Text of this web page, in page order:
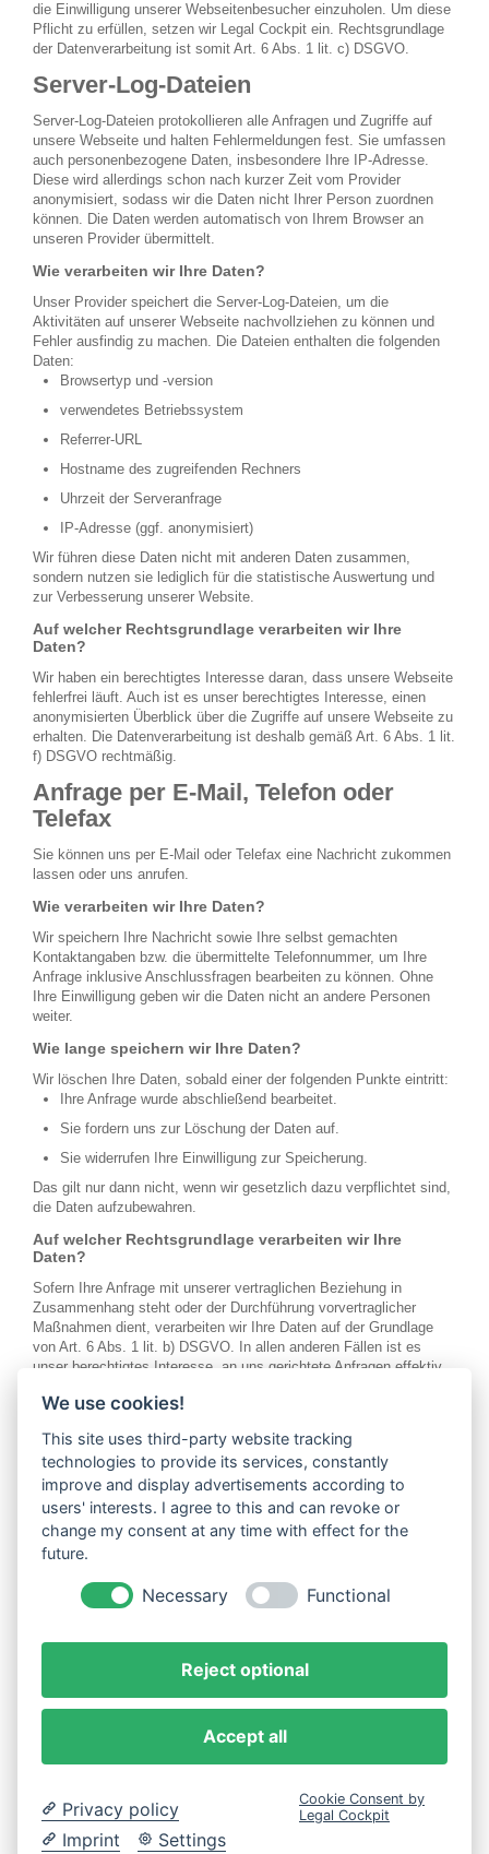
die Einwilligung unserer Webseitenbesucher einzuholen. Um diese
Pflicht zu erfüllen, setzen wir Legal Cockpit ein. Rechtsgrundlage
der Datenverarbeitung ist somit Art. 6 Abs. 1 lit. c) DSGVO.
Server-Log-Dateien
Server-Log-Dateien protokollieren alle Anfragen und Zugriffe auf
unsere Webseite und halten Fehlermeldungen fest. Sie umfassen
auch personenbezogene Daten, insbesondere Ihre IP-Adresse.
Diese wird allerdings schon nach kurzer Zeit vom Provider
anonymisiert, sodass wir die Daten nicht Ihrer Person zuordnen
können. Die Daten werden automatisch von Ihrem Browser an
unseren Provider übermittelt.
Wie verarbeiten wir Ihre Daten?
Unser Provider speichert die Server-Log-Dateien, um die
Aktivitäten auf unserer Webseite nachvollziehen zu können und
Fehler ausfindig zu machen. Die Dateien enthalten die folgenden
Daten:
Browsertyp und -version
verwendetes Betriebssystem
Referrer-URL
Hostname des zugreifenden Rechners
Uhrzeit der Serveranfrage
IP-Adresse (ggf. anonymisiert)
Wir führen diese Daten nicht mit anderen Daten zusammen,
sondern nutzen sie lediglich für die statistische Auswertung und
zur Verbesserung unserer Website.
Auf welcher Rechtsgrundlage verarbeiten wir Ihre
Daten?
Wir haben ein berechtigtes Interesse daran, dass unsere Webseite
fehlerfrei läuft. Auch ist es unser berechtigtes Interesse, einen
anonymisierten Überblick über die Zugriffe auf unsere Webseite zu
erhalten. Die Datenverarbeitung ist deshalb gemäß Art. 6 Abs. 1 lit.
f) DSGVO rechtmäßig.
Anfrage per E-Mail, Telefon oder
Telefax
Sie können uns per E-Mail oder Telefax eine Nachricht zukommen
lassen oder uns anrufen.
Wie verarbeiten wir Ihre Daten?
Wir speichern Ihre Nachricht sowie Ihre selbst gemachten
Kontaktangaben bzw. die übermittelte Telefonnummer, um Ihre
Anfrage inklusive Anschlussfragen bearbeiten zu können. Ohne
Ihre Einwilligung geben wir die Daten nicht an andere Personen
weiter.
Wie lange speichern wir Ihre Daten?
Wir löschen Ihre Daten, sobald einer der folgenden Punkte eintritt:
Ihre Anfrage wurde abschließend bearbeitet.
Sie fordern uns zur Löschung der Daten auf.
Sie widerrufen Ihre Einwilligung zur Speicherung.
Das gilt nur dann nicht, wenn wir gesetzlich dazu verpflichtet sind,
die Daten aufzubewahren.
Auf welcher Rechtsgrundlage verarbeiten wir Ihre
Daten?
Sofern Ihre Anfrage mit unserer vertraglichen Beziehung in
Zusammenhang steht oder der Durchführung vorvertraglicher
Maßnahmen dient, verarbeiten wir Ihre Daten auf der Grundlage
von Art. 6 Abs. 1 lit. b) DSGVO. In allen anderen Fällen ist es
unser berechtigtes Interesse, an uns gerichtete Anfragen effektiv
Art. 6 Abs. 1 lit. f) DSGVO. Haben Sie in die Speicherung Ihrer
Rechtsgrundlage. In diesem Fall können Sie Ihre Einwilligung
jederzeit mit Wirkung für die Zukunft widerrufen.
das dazu passende Buffet oder Menü.
© 2026 Fleischer-Fachgeschäft F. Eckert KG
We use cookies!
This site uses third-party website tracking
technologies to provide its services, constantly
improve and display advertisements according to
users' interests. I agree to this and can revoke or
change my consent at any time with effect for the
future.
Necessary Functional
Reject optional
Accept all
Privacy policy
Imprint
Settings
Cookie Consent by
Legal Cockpit